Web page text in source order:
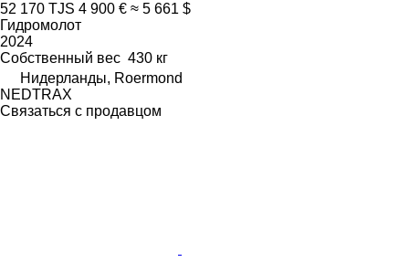
52 170 TJS 4 900 € ≈ 5 661 $
Гидромолот
2024
Собственный вес 430 кг
Нидерланды, Roermond
NEDTRAX
Связаться с продавцом